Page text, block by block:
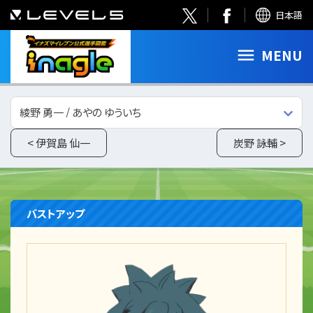
日本語
MENU
< 伊賀島 仙一
綾野 勇一 / あやの ゆういち
炭野 詠輔 >
バストアップ